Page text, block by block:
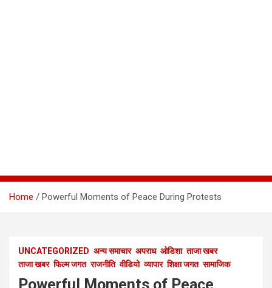
Home Powerful Moments of Peace During Protests
UNCATEGORIZED अन्य समाचार अपराध ओडिशा ताजा खबर
ताजा खबर फिल्म जगत राजनीति वीडियो व्यापार शिक्षा जगत सामाजिक